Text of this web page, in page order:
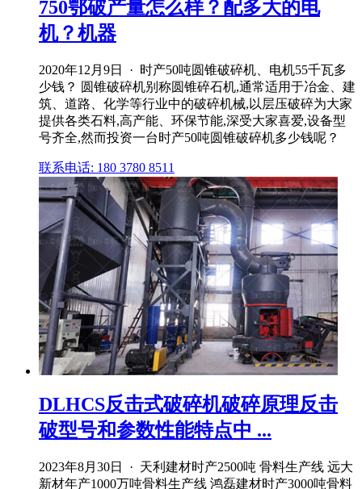
750鄂破产量怎么样？配多大的电
机？机器
2020年12月9日 · 时产50吨圆锥破碎机、电机55千瓦多
少钱？ 圆锥破碎机别称圆锥碎石机,通常适用于冶金、建
筑、道路、化学等行业中的破碎机械,以层压破碎为大家
提供各类石料,高产能、环保节能,深受大家喜爱,设备型
号齐全,然而投资一台时产50吨圆锥破碎机多少钱呢？
联系电话: 180 3780 8511
DLHCS反击式破碎机破碎原理反击
破型号和参数性能特点中 ...
2023年8月30日 · 天利建材时产2500吨 骨料生产线 远大
新材年产1000万吨骨料生产线 鸿磊建材时产3000吨骨料